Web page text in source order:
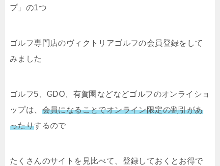
プ」の1つ
ゴルフ専門店のヴィクトリアゴルフの会員登録をして
みました
ゴルフ5、GDO、有賀園などなどゴルフのオンライショ
ップは、 会員になることでオンライン限定の割引があ
ったりするので
たくさんのサイトを見比べて、登録しておくとお得で